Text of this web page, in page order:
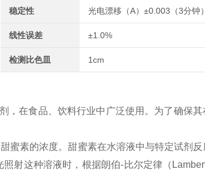
稳定性 光电漂移（A）±0.003（3分钟）
线性误差 ±1.0%
检测比色皿 1cm
在食品、饮料行业中广泛使用。为了确保其
蜜素的浓度。甜蜜素在水溶液中与特定试剂
射这种溶液时，根据朗伯-比尔定律（